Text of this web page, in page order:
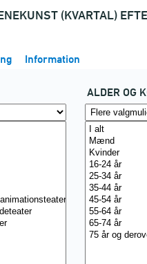
(KVARTAL)
Information
ALDER OG